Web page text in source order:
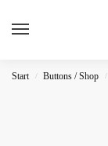
Start / Buttons / Shop /